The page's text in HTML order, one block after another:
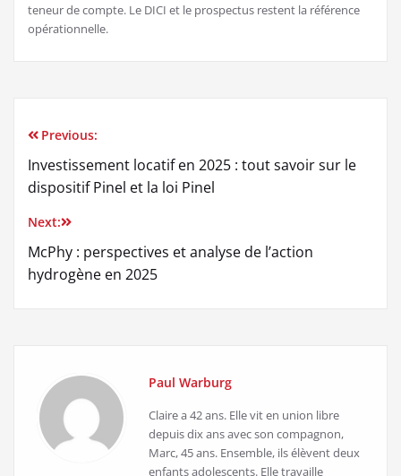
teneur de compte. Le DICI et le prospectus restent la référence
opérationnelle.
Navigation
de
l’article
Previous:
Investissement locatif en 2025 : tout savoir sur le
dispositif Pinel et la loi Pinel
Next:
McPhy : perspectives et analyse de l’action
hydrogène en 2025
Paul Warburg
Claire a 42 ans. Elle vit en union libre
depuis dix ans avec son compagnon,
Marc, 45 ans. Ensemble, ils élèvent deux
enfants adolescents. Elle travaille